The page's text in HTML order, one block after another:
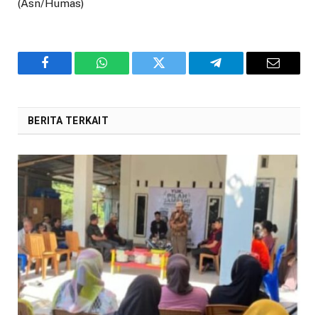
(Asn/Humas)
Facebook WhatsAppTwitter Telegram Email
BERITA TERKAIT